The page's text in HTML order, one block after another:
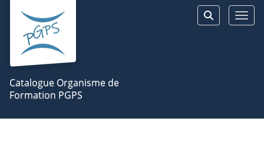
Aller au menu principal
Aller au contenu principal
Personnaliser l'interface
Catalogue Organisme de
Formation PGPS